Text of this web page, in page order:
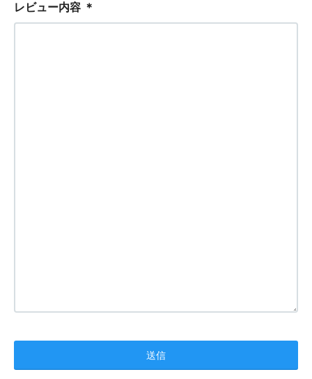
レビュー内容 ＊